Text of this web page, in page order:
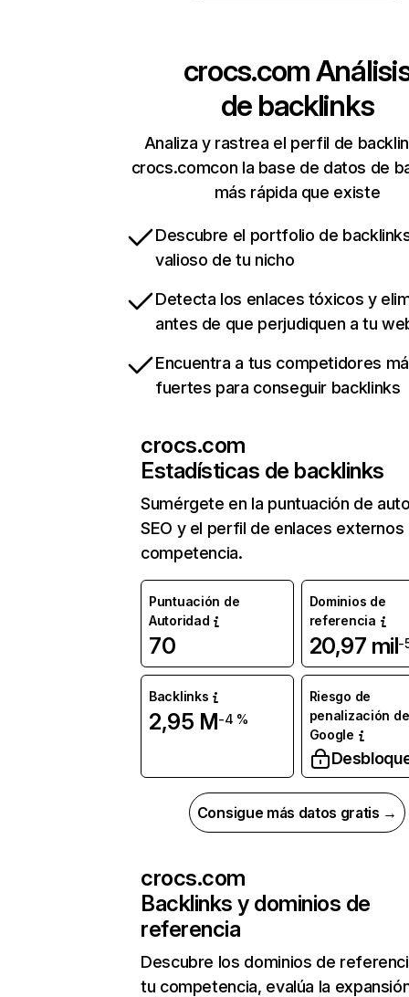
crocs.com
de backlinks
Analiza y rastrea el perfil de
crocs.comcon la base de datos de
más rápida que existe
Descubre el portfolio de
valioso de tu nicho
Detecta los enlaces tóxicos y
antes de que perjudiquen a tu
Encuentra a tus competidores
fuertes para conseguir backlinks
crocs.com
Estadísticas de backlinks
Sumérgete en la puntuación de
SEO y el perfil de enlaces externos
competencia.
Puntuación de
Autoridad
70
Dominios de
referencia
20,97 mil-
Backlinks
2,95 M-4 %
Riesgo de
penalización de
Google
Consigue más datos gratis →
crocs.com
Backlinks y dominios de
referencia
Descubre los dominios de
tu competencia, evalúa la